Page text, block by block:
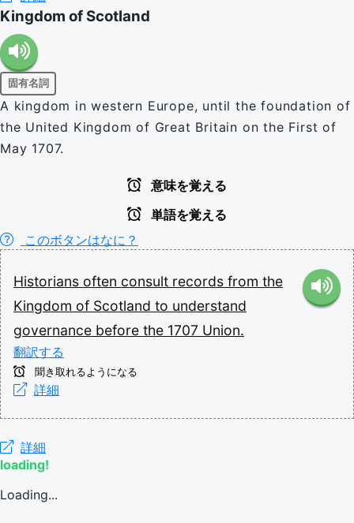
Kingdom of Scotland
固有名詞
A kingdom in western Europe, until the foundation of
the United Kingdom of Great Britain on the First of
May 1707.
意味を覚える
単語を覚える
このボタンはなに？
Historians often consult records from the
Kingdom of Scotland to understand
governance before the 1707 Union.
翻訳する
聞き取れるようになる
詳細
詳細
loading!
Loading...